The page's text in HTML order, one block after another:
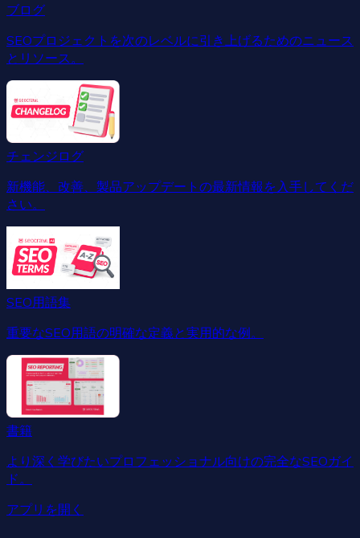
ブログ
SEOプロジェクトを次のレベルに引き上げるためのニュース
とリソース。
チェンジログ
新機能、改善、製品アップデートの最新情報を入手してくだ
さい。
SEO用語集
重要なSEO用語の明確な定義と実用的な例。
書籍
より深く学びたいプロフェッショナル向けの完全なSEOガイ
ド。
アプリを開く